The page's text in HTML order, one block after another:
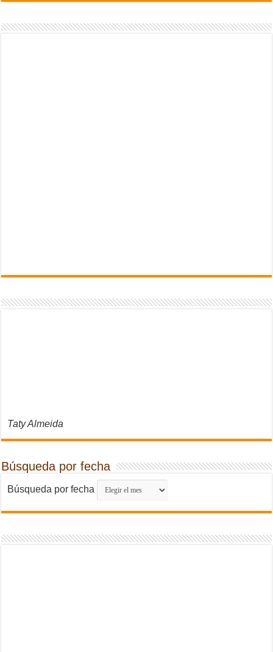
Taty Almeida
Búsqueda por fecha
Búsqueda por fecha